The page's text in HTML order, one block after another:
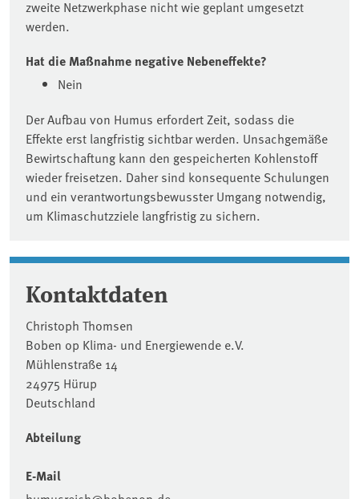
zweite Netzwerkphase nicht wie geplant umgesetzt
werden.
Hat die Maßnahme negative Nebeneffekte?
Nein
Der Aufbau von Humus erfordert Zeit, sodass die
Effekte erst langfristig sichtbar werden. Unsachgemäße
Bewirtschaftung kann den gespeicherten Kohlenstoff
wieder freisetzen. Daher sind konsequente Schulungen
und ein verantwortungsbewusster Umgang notwendig,
um Klimaschutzziele langfristig zu sichern.
Kontaktdaten
Christoph Thomsen
Boben op Klima- und Energiewende e.V.
Mühlenstraße 14
24975 Hürup
Deutschland
Abteilung
E-Mail